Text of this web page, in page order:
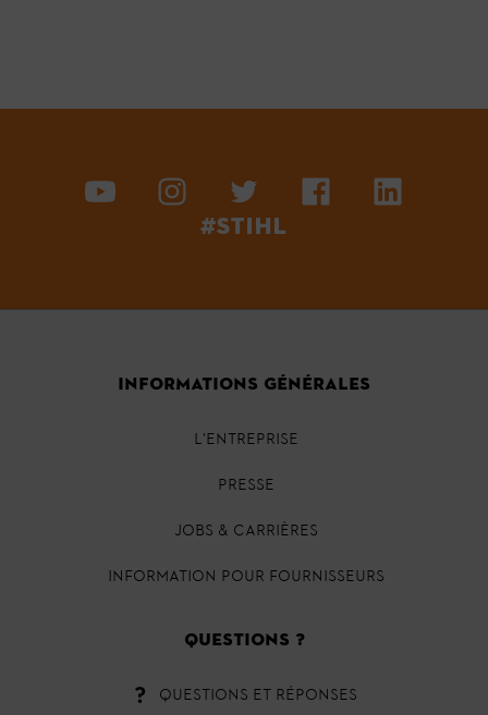
#STIHL
INFORMATIONS GÉNÉRALES
L'ENTREPRISE
PRESSE
JOBS & CARRIÈRES
INFORMATION POUR FOURNISSEURS
QUESTIONS ?
QUESTIONS ET RÉPONSES